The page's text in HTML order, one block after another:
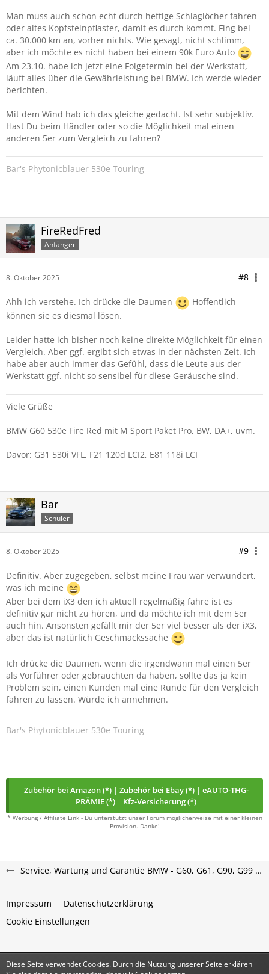
Man muss auch schon echt durch heftige Schlaglöcher fahren
oder altes Kopfsteinpflaster, damit es durch kommt. Fing bei
ca. 30.000 km an, vorher nichts. Wie gesagt, nicht schlimm,
aber ich möchte es nicht haben bei einem 90k Euro Auto
Am 23.10. habe ich jetzt eine Folgetermin bei der Werkstatt,
läuft alles über die Gewährleistung bei BMW. Ich werde wieder
berichten.
Mit dem Wind hab ich das gleiche gedacht. Ist sehr subjektiv.
Hast Du beim Händler oder so die Möglichkeit mal einen
anderen 5er zum Vergleich zu fahren?
Bar's Phytonicblauer 530e Touring
FireRedFred
Anfänger
8. Oktober 2025 #8
Ahh ich verstehe. Ich drücke die Daumen
Hoffentlich
können sie es diesmal lösen.
Leider hatte ich bisher noch keine direkte Möglichkeit für einen
Vergleich. Aber ggf. ergibt sich etwas in der nächsten Zeit. Ich
habe aber auch immer das Gefühl, dass die Leute aus der
Werkstatt ggf. nicht so sensibel für diese Geräusche sind.
Viele Grüße
BMW G60 530e Fire Red mit M Sport Paket Pro, BW, DA+, uvm.
Davor: G31 530i VFL, F21 120d LCI2, E81 118i LCI
Bar
Schüler
8. Oktober 2025 #9
Definitiv. Aber zugegeben, selbst meine Frau war verwundert,
was ich meine
Aber bei dem iX3 den ich aktuell regelmäßig fahre ist es
definitiv gar nicht zu hören, und da möchte ich mit dem 5er
auch hin. Ansonsten gefällt mir der 5er viel besser als der iX3,
aber das ist natürlich Geschmackssache
Ich drücke die Daumen, wenn die irgendwann mal einen 5er
als Vorführer oder gebrauchten da haben, sollte das ja kein
Problem sein, einen Kunden mal eine Runde für den Vergleich
fahren zu lassen. Würde ich annehmen.
Bar's Phytonicblauer 530e Touring
Zubehör bei Amazon (*)| Zubehör bei Ebay (*)| eAUTO-THG-
PRÄMIE (*) | Kfz-Versicherung (*)
* Werbung / Affiliate Link - Du unterstützt unser Forum möglicherweise mit einer kleinen
Provision. Danke!
Service, Wartung und Garantie BMW - G60, G61, G90, G99 Forum
Impressum
Datenschutzerklärung
Cookie Einstellungen
Diese Seite verwendet Cookies. Durch die Nutzung unserer Seite erklären